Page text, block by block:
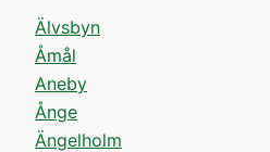
Älvsbyn
Åmål
Aneby
Ånge
Ängelholm